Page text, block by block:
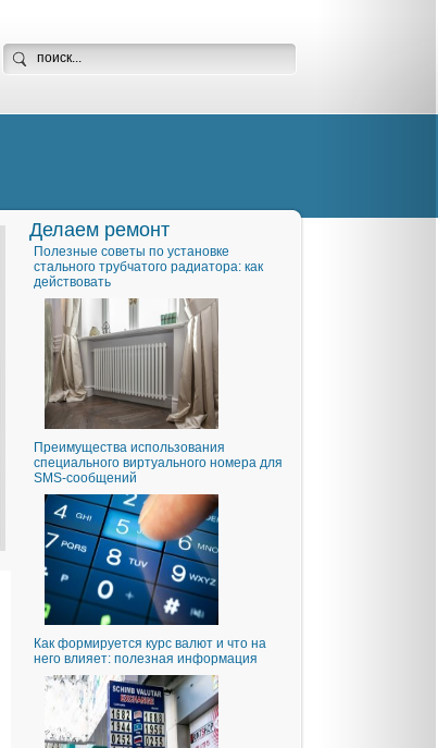
Делаем ремонт
Полезные советы по установке
стального трубчатого радиатора: как
действовать
Преимущества использования
специального виртуального номера для
SMS-сообщений
Как формируется курс валют и что на
него влияет: полезная информация